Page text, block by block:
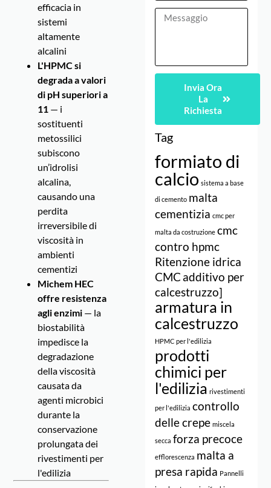
efficacia in
sistemi
altamente
alcalini
L'HPMC si
degrada a valori
di pH superiori a
11 — i
sostituenti
metossilici
subiscono
un’idrolisi
alcalina,
causando una
perdita
irreversibile di
viscosità in
ambienti
cementizi
Michem HEC
offre resistenza
agli enzimi — la
biostabilità
impedisce la
degradazione
della viscosità
causata da
agenti microbici
durante la
conservazione
prolungata dei
rivestimenti per
l'edilizia
Invia Ora
La
Richiesta
Tag
formiato di
calcio sistema a base
di cemento malta
cementizia cmc per
malta da costruzione cmc
contro hpmc
Ritenzione idrica
CMC additivo per
calcestruzzo]
armatura in
calcestruzzo
HPMC per l'edilizia
prodotti
chimici per
l'edilizia rivestimenti
per l'edilizia controllo
delle crepe miscela
secca forza precoce
efflorescenza malta a
presa rapida Pannelli